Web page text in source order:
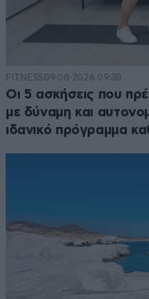
FITNESS09·08·2026 09:30
Οι 5 ασκήσεις που
με δύναμη και
ιδανικό πρόγραμμα